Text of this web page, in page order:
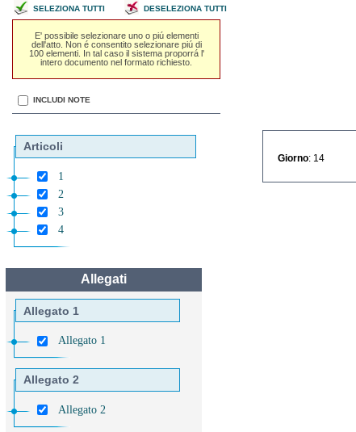
SELEZIONA TUTTI DESELEZIONA TUTTI
E' possibile selezionare uno o piú elementi
dell'atto. Non é consentito selezionare piú di
100 elementi. In tal caso il sistema proporrá l'
intero documento nel formato richiesto.
INCLUDI NOTE
Articoli
1
2
3
4
Allegati
Allegato 1
Allegato 1
Allegato 2
Allegato 2
Giorno : 14